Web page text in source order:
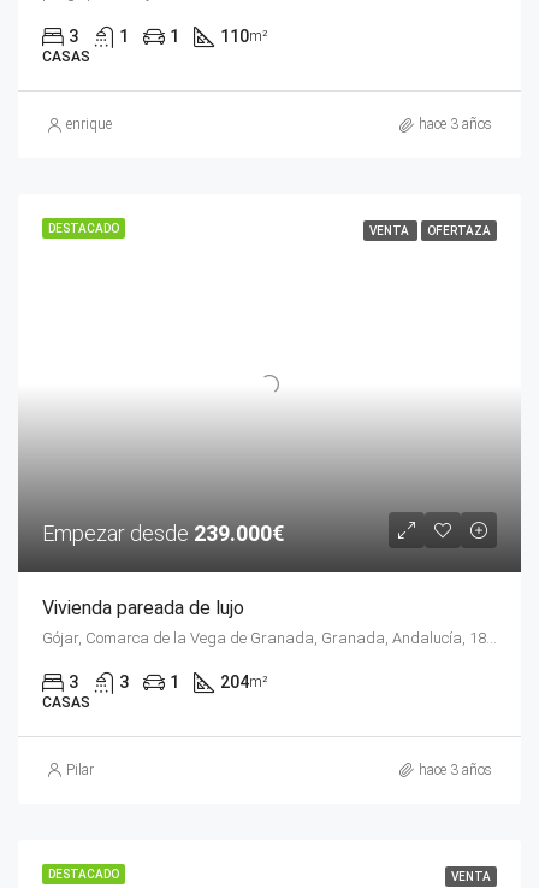
3 1 1 110m²
CASAS
enrique hace 3 años
DESTACADO VENTA OFERTAZA
Empezar desde 239.000€
Vivienda pareada de lujo
3 3 1 204m²
CASAS
Pilar hace 3 años
DESTACADO VENTA